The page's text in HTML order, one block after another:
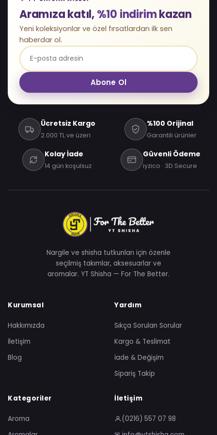
Aramıza katıl,%10 indirimkazan
Yeni koleksiyonlar ve özel fırsatlardan ilk sen
haberdar ol.
Abone Ol
Ücretsiz Kargo
2.000 TL ve üzeri
%100 Orijinal
Garantili ürünler
Kolay İade
14 gün koşulsuz
Güvenli Ödeme
iyzico · 3D Secure
Nargile ve shisha tutkunları için özenle
seçilmiş takımlar, aksesuarlar ve
aromalar. YT Shisha — For The Better.
Kurumsal
Hakkımızda
İletişim
Blog
Yardım
Sıkça Sorulan Sorular
Kargo & Teslimat
İade & Değişim
Sipariş Takip
Kategoriler
Aroma
İletişim
(0216) 557 07 98